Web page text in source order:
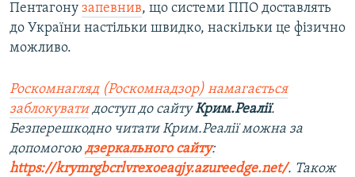
Пентагону запевнив, що системи ППО доставлять
до України настільки швидко, наскільки це фізично
можливо.
Роскомнагляд (Роскомнадзор) намагається
заблокуватидоступ до сайтуКрим.Реалії.
Безперешкодно читати Крим.Реалії можна за
допомогою дзеркального сайту:
https://krymrgbcrlvrexoeaqjy.azureedge.net/. Також